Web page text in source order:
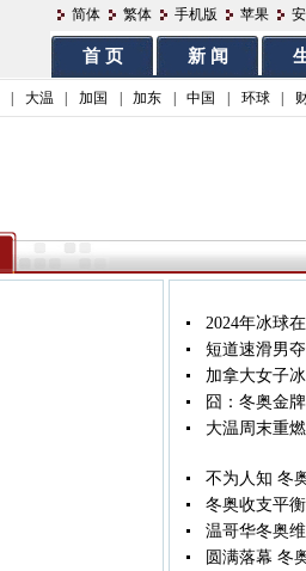
简体 繁体 手机版 苹果
首 页 新 闻
大温 加国 加东 中国 环球
2024年冰球
短道速滑男
加拿大女子
囧：冬奥金
大温周末重
不为人知 冬
冬奥收支平
温哥华冬奥
圆满落幕 冬